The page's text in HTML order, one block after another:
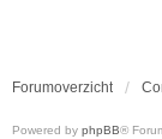
Forumoverzicht
Powered by phpBB®